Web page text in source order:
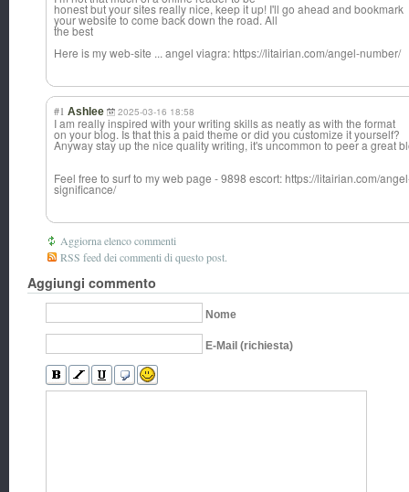
honest but your sites really nice, keep it up! I'll go ahead and bookmark
your website to come back down the road. All
the best
Here is my web-site ... angel viagra: https://litairian.com/angel-number/
#1 Ashlee 2025-03-16 18:58
I am really inspired with your writing skills as neatly as with the format
on your blog. Is that this a paid theme or did you customize it yourself?
Anyway stay up the nice quality writing, it's uncommon to peer a great
Feel free to surf to my web page - 9898 escort: https://litairian.com/
significance/
Aggiorna elenco commenti
RSS feed dei commenti di questo post.
Aggiungi commento
Nome
E-Mail (richiesta)